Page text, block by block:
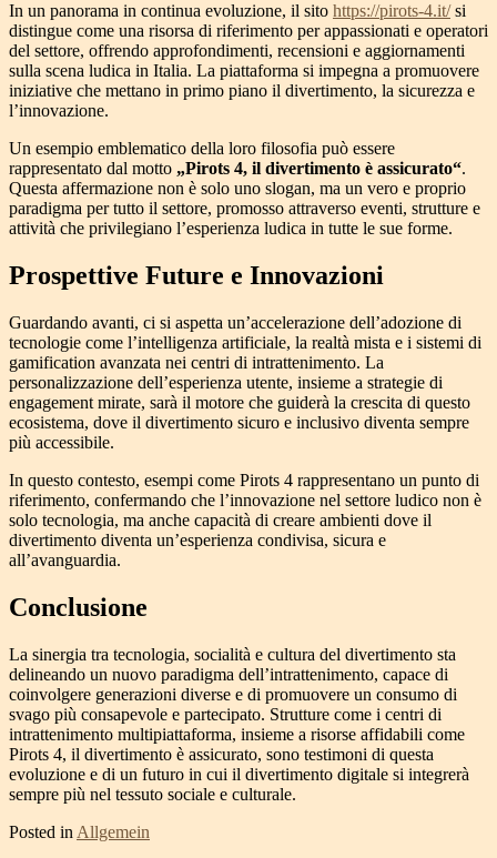
In un panorama in continua evoluzione, il sito https://pirots-4.it/si
distingue come una risorsa di riferimento per appassionati e operatori
del settore, offrendo approfondimenti, recensioni e aggiornamenti
sulla scena ludica in Italia. La piattaforma si impegna a promuovere
iniziative che mettano in primo piano il divertimento, la sicurezza e
l’innovazione.
Un esempio emblematico della loro filosofia può essere
rappresentato dal motto „Pirots 4, il divertimento è assicurato“.
Questa affermazione non è solo uno slogan, ma un vero e proprio
paradigma per tutto il settore, promosso attraverso eventi, strutture e
attività che privilegiano l’esperienza ludica in tutte le sue forme.
Prospettive Future e Innovazioni
Guardando avanti, ci si aspetta un’accelerazione dell’adozione di
tecnologie come l’intelligenza artificiale, la realtà mista e i sistemi di
gamification avanzata nei centri di intrattenimento. La
personalizzazione dell’esperienza utente, insieme a strategie di
engagement mirate, sarà il motore che guiderà la crescita di questo
ecosistema, dove il divertimento sicuro e inclusivo diventa sempre
più accessibile.
In questo contesto, esempi come Pirots 4 rappresentano un punto di
riferimento, confermando che l’innovazione nel settore ludico non è
solo tecnologia, ma anche capacità di creare ambienti dove il
divertimento diventa un’esperienza condivisa, sicura e
all’avanguardia.
Conclusione
La sinergia tra tecnologia, socialità e cultura del divertimento sta
delineando un nuovo paradigma dell’intrattenimento, capace di
coinvolgere generazioni diverse e di promuovere un consumo di
svago più consapevole e partecipato. Strutture come i centri di
intrattenimento multipiattaforma, insieme a risorse affidabili come
Pirots 4, il divertimento è assicurato, sono testimoni di questa
evoluzione e di un futuro in cui il divertimento digitale si integrerà
sempre più nel tessuto sociale e culturale.
Posted in Allgemein